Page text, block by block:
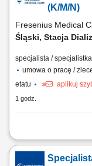
narządowych;(K/M/N)
Fresenius Medical
Śląski, Stacja
specjalista /
umowa o pracę /
etatu
aplikuj
1 godz.
Opis stanowiska:
nerek - od wczesnych
schyłkową